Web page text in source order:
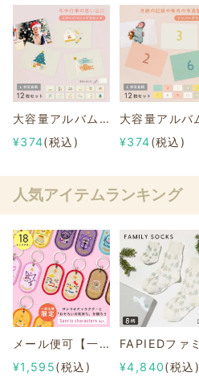
大容量アルバムシリーズ 【イヤーイベントデコカード】L判写真用
¥374(税込)
¥374(税込)
人気アイテムランキング
メール便可【一部店舗限定】2/8b PAIR KEY RING Sanrio characters ver.
¥1,595(税込)
¥4,840(税込)